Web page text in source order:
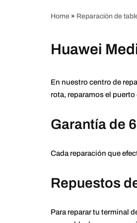
Home » Reparación de
Huawei
En nuestro centro de
rota, reparamos el
Garantía de
Cada reparación que
Repuestos
Para reparar tu terminal